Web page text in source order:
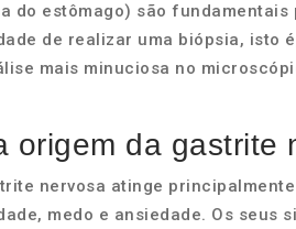
do estômago) são
de realizar uma biópsia, isto
mais minuciosa no
origem da gastrite
nervosa atinge
medo e ansiedade. Os seus